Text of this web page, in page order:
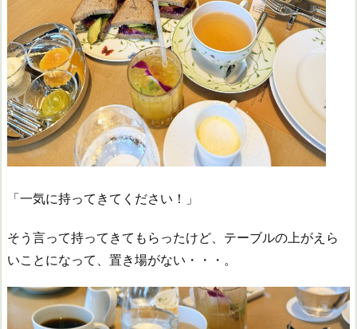
「一気に持ってきてください！」
そう言って持ってきてもらったけど、テーブルの上がえら
いことになって、置き場がない・・・。